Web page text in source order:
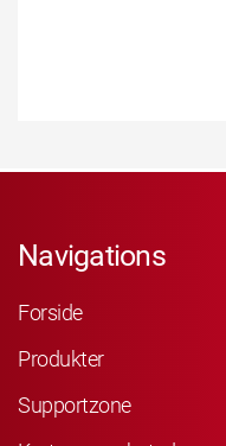
Navigations
Forside
Produkter
Supportzone